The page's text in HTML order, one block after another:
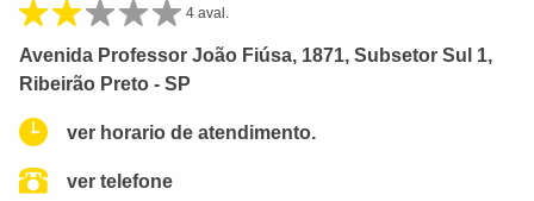
4 aval.
Avenida Professor João Fiúsa, 1871, Subsetor Sul 1,
Ribeirão Preto - SP
ver horario de atendimento.
ver telefone